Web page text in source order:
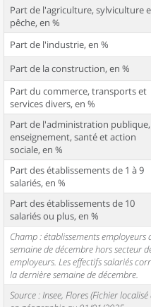
Part de l'agriculture, sylviculture
pêche, en %
Part de l'industrie, en %
Part de la construction, en %
Part du commerce, transports et
services divers, en %
Part de l'administration publique,
enseignement, santé et action
sociale, en %
Part des établissements de 1 à 9
salariés, en %
Part des établissements de 10
salariés ou plus, en %
Champ : établissements
semaine de décembre hors secteur
employeurs. Les effectifs salariés
la dernière semaine de décembre.
Source : Insee, Flores (Fichier